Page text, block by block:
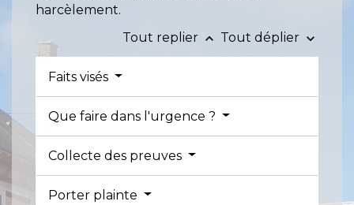
harcèlement.
Tout replier keyboard_arrow_up Tout déplier keyboard_arrow_down
Faits visés
Que faire dans l'urgence ?
Collecte des preuves
Porter plainte